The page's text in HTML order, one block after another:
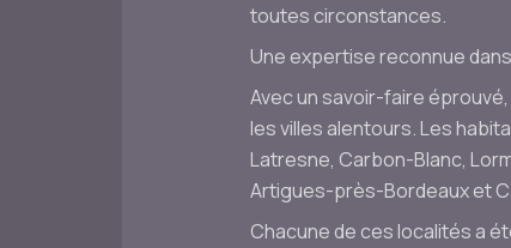
toutes circonstances.
Une expertise reconnue
Avec un savoir-faire
les villes alentours. Les
Latresne, Carbon-Blanc,
Artigues-près-Bordeaux et
Chacune de ces localités a